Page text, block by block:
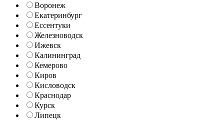
Воронеж
Екатеринбург
Ессентуки
Железноводск
Ижевск
Калининград
Кемерово
Киров
Кисловодск
Краснодар
Курск
Липецк